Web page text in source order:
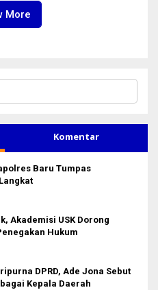
More
Komentar
Baru Tumpas
Akademisi USK Dorong
Hukum
DPRD, Ade Jona Sebut
Kepala Daerah